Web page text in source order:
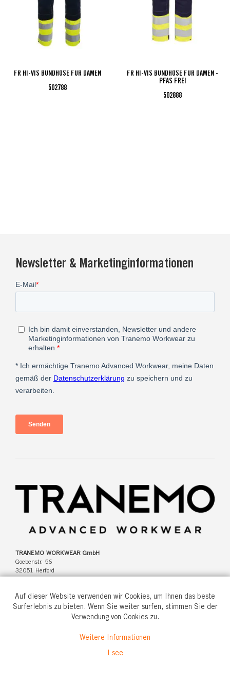
FR HI-VIS BUNDHOSE FÜR DAMEN
502788
FR HI-VIS BUNDHOSE FÜR DAMEN -
PFAS FREI
502888
Newsletter & Marketinginformationen
TRANEMO WORKWEAR GmbH
Goebenstr. 56
32051 Herford
Auf dieser Website verwenden wir Cookies, um Ihnen das beste
Surferlebnis zu bieten. Wenn Sie weiter surfen, stimmen Sie der
Verwendung von Cookies zu.
Weitere Informationen
I see